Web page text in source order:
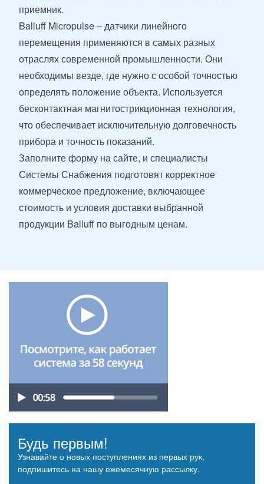
приемник.
Balluff Micropulse – датчики линейного
перемещения применяются в самых разных
отраслях современной промышленности. Они
необходимы везде, где нужно с особой точностью
определять положение объекта. Используется
бесконтактная магнитострикционная технология,
что обеспечивает исключительную долговечность
прибора и точность показаний.
Заполните форму на сайте, и специалисты
Системы Снабжения подготовят корректное
коммерческое предложение, включающее
стоимость и условия доставки выбранной
продукции Balluff по выгодным ценам.
Будь первым!
Узнавайте о новых поступлениях из первых рук,
подпишитесь на нашу ежемесячную рассылку.